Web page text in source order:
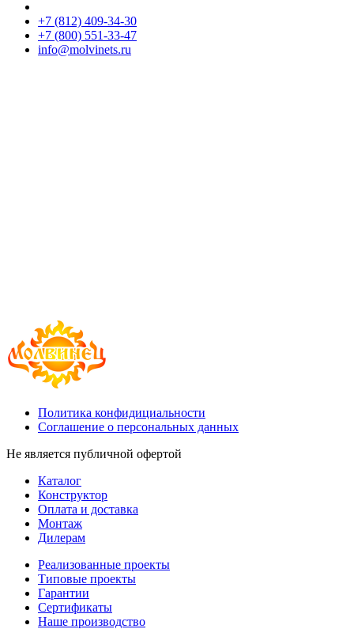
+7 (812) 409-34-30
+7 (800) 551-33-47
info@molvinets.ru
Политика конфидициальности
Соглашение о персональных данных
Не является публичной офертой
Каталог
Конструктор
Оплата и доставка
Монтаж
Дилерам
Реализованные проекты
Типовые проекты
Гарантии
Сертификаты
Наше производство